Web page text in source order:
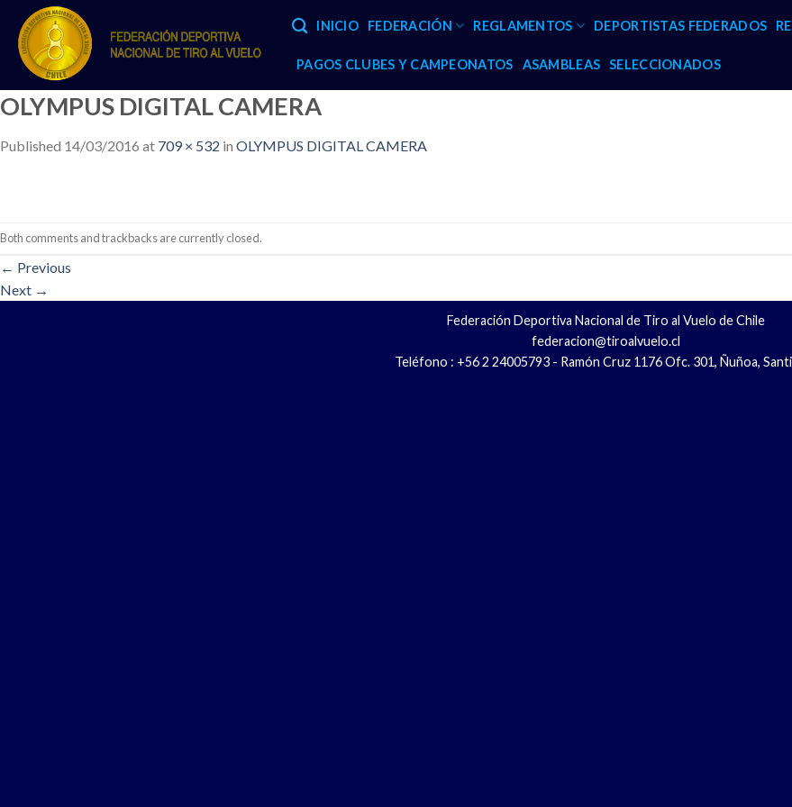
content
INICIO FEDERACIÓN REGLAMENTOS DEPORTISTAS FEDERADOS
PAGOS CLUBES Y CAMPEONATOS ASAMBLEAS SELECCIONADOS
OLYMPUS DIGITAL CAMERA
Published 14/03/2016 at 709 × 532 in OLYMPUS DIGITAL CAMERA
Both comments and trackbacks are currently closed.
← Previous
Next →
Federación Deportiva Nacional de Tiro al Vuelo de Chile
federacion@tiroalvuelo.cl
Teléfono : +56 2 24005793 - Ramón Cruz 1176 Ofc. 301, Ñuñoa,